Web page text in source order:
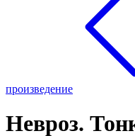
произведение
Невроз.